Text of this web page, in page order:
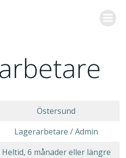
Östersund
Lagerarbetare / Admin
Heltid, 6 månader eller längre